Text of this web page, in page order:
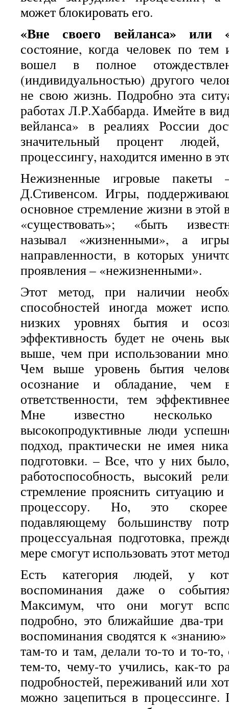
может блокировать его.
«Вне своего вейланса» или
состояние, когда человек по
вошел в полное
(индивидуальностью) другого
не свою жизнь. Подробно эта
работах Л.Р.Хаббарда. Имейте в
вейланса» в реалиях России
значительный процент
процессингу, находится именно в
Нежизненные игровые пакеты
Д.Стивенсом. Игры,
основное стремление жизни в
«существовать»; «быть
называл «жизненными», а
направленности, в которых
проявления – «нежизненными».
Этот метод, при наличии
способностей иногда может
низких уровнях бытия и
эффективность будет не очень
выше, чем при использовании
Чем выше уровень бытия
осознание и обладание, чем
ответственности, тем
Мне известно несколько
высокопродуктивные люди
подход, практически не имея
подготовки. – Все, что у них
работоспособность, высокий
стремление прояснить ситуацию
процессору. Но, это
подавляющему большинству
процессуальная подготовка,
мере смогут использовать этот
Есть категория людей, у
воспоминания даже о
Максимум, что они могут
подробно, это ближайшие два-три
воспоминания сводятся к
там-то и там, делали то-то и то-
тем-то, чему-то учились, как-то
подробностей, переживаний или
можно зацепиться в процессинге.